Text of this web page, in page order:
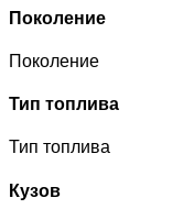
Поколение
Поколение
Тип топлива
Тип топлива
Кузов